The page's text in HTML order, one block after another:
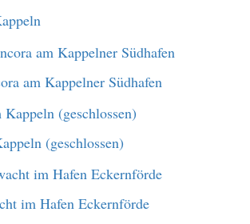
am Kappelner Südhafen
(geschlossen)
im Hafen Eckernförde